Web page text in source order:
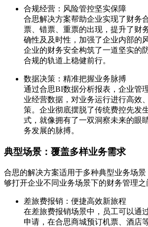
合规经营：风险管控坚实保障
合思解决方案帮助企业实现了财务
票、错票、重票的出现，提升了财
确性及及时性，加强了企业内部的
企业的财务安全构筑了一道坚实的
合规的轨道上稳健前行。
数据决策：精准把握业务脉搏
通过合思BI数据分析报表，企业管
业经营数据，对业务运行进行高效
策。企业彻底摆脱了传统费控先发
式，就像拥有了一双洞察未来的眼
务发展的脉搏。
典型场景：覆盖多样业务需求
合思的解决方案适用于多种典型业务场
够打开企业不同业务场景下的财务管理之
差旅费报销：便捷高效新旅程
在差旅费报销场景中，员工可以通
申请，在合思商城预订机票、酒店